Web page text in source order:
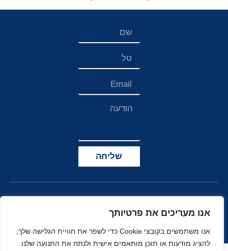
אנו מעריכים את פרטיותך
אנו משתמשים בקובצי Cookie כדי לשפר את חוויית הגלישה שלך,
להציג מודעות או תוכן מותאמים אישית ולנתח את התנועה שלנו.
שליחה